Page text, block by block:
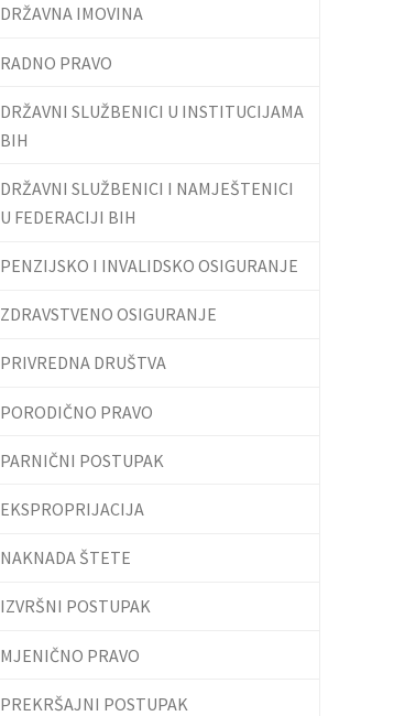
DRŽAVNA IMOVINA
RADNO PRAVO
DRŽAVNI SLUŽBENICI U INSTITUCIJAMA
BIH
DRŽAVNI SLUŽBENICI I NAMJEŠTENICI
U FEDERACIJI BIH
PENZIJSKO I INVALIDSKO OSIGURANJE
ZDRAVSTVENO OSIGURANJE
PRIVREDNA DRUŠTVA
PORODIČNO PRAVO
PARNIČNI POSTUPAK
EKSPROPRIJACIJA
NAKNADA ŠTETE
IZVRŠNI POSTUPAK
MJENIČNO PRAVO
PREKRŠAJNI POSTUPAK